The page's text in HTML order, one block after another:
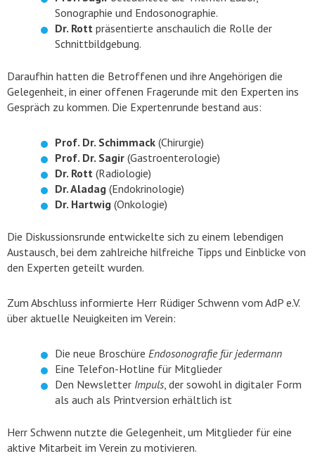
Sonographie und Endosonographie.
Dr. Rott präsentierte anschaulich die Rolle der
Schnittbildgebung.
Daraufhin hatten die Betroffenen und ihre Angehörigen die
Gelegenheit, in einer offenen Fragerunde mit den Experten ins
Gespräch zu kommen. Die Expertenrunde bestand aus:
Prof. Dr. Schimmack (Chirurgie)
Prof. Dr. Sagir (Gastroenterologie)
Dr. Rott (Radiologie)
Dr. Aladag (Endokrinologie)
Dr. Hartwig (Onkologie)
Die Diskussionsrunde entwickelte sich zu einem lebendigen
Austausch, bei dem zahlreiche hilfreiche Tipps und Einblicke von
den Experten geteilt wurden.
Zum Abschluss informierte Herr Rüdiger Schwenn vom AdP e.V.
über aktuelle Neuigkeiten im Verein:
Die neue Broschüre Endosonografie für jedermann
Eine Telefon-Hotline für Mitglieder
Den Newsletter Impuls, der sowohl in digitaler Form
als auch als Printversion erhältlich ist
Herr Schwenn nutzte die Gelegenheit, um Mitglieder für eine
aktive Mitarbeit im Verein zu motivieren.